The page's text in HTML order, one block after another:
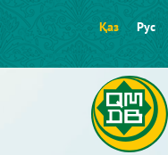
Қаз Рус